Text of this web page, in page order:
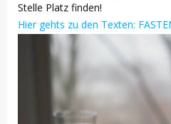
Stelle Platz finden!
Hier gehts zu den Texten: